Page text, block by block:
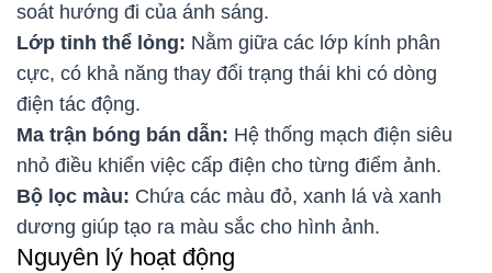
soát hướng đi của ánh sáng.
Lớp tinh thể lỏng: Nằm giữa các lớp kính phân
cực, có khả năng thay đổi trạng thái khi có dòng
điện tác động.
Ma trận bóng bán dẫn: Hệ thống mạch điện siêu
nhỏ điều khiển việc cấp điện cho từng điểm ảnh.
Bộ lọc màu: Chứa các màu đỏ, xanh lá và xanh
dương giúp tạo ra màu sắc cho hình ảnh.
Nguyên lý hoạt động